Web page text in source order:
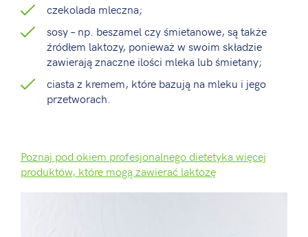
czekolada mleczna;
sosy – np. beszamel czy śmietanowe, są także
źródłem laktozy, ponieważ w swoim składzie
zawierają znaczne ilości mleka lub śmietany;
ciasta z kremem, które bazują na mleku i jego
przetworach.
Poznaj pod okiem profesjonalnego dietetyka więcej
produktów, które mogą zawierać laktozę